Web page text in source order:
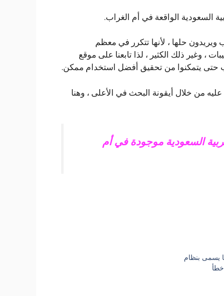
السعودية الواقعة في أم الغراب.
ويريدون حلها ، لأنها تتكرر في معظم
، وغير ذلك الكثير ، لذا تابعنا على موقع
من خلال أيقونة البحث في الأعلى ، وهنا
السعودية موجودة في أم
يسمى بنظام
خطأ